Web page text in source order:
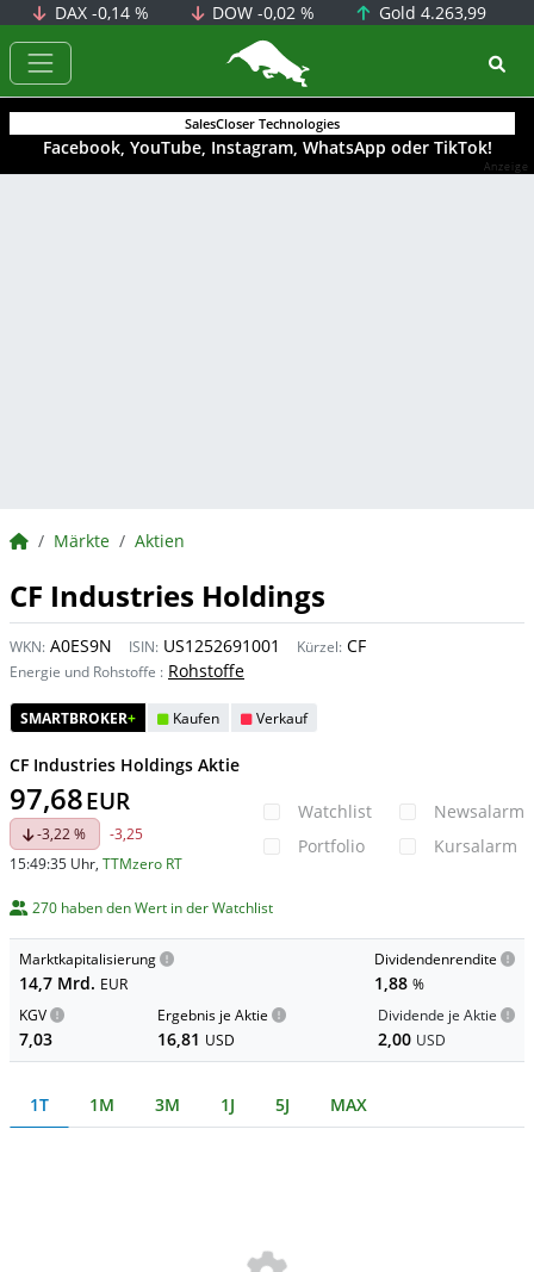
DAX -0,14 % DOW-0,02 % Gold 4.263,99
BörsenNEWS.de
SalesCloser Technologies
Facebook, YouTube, Instagram, WhatsApp oder TikTok!
Anzeige
BörsenNEWS.de
Märkte Aktien
CF Industries Holdings
WKN: A0ES9N ISIN: US1252691001 Kürzel: CF
Energie und Rohstoffe : Rohstoffe
SMARTBROKER+ Kaufen Verkauf
CF Industries Holdings Aktie
97,68EUR
-3,22 %
-3,25
15:49:35 Uhr, TTMzero RT
Watchlist
Portfolio
Newsalarm
Kursalarm
270 haben den Wert in der Watchlist
Marktkapitalisierung
14,7 Mrd. EUR
Dividendenrendite
1,88 %
KGV
7,03
Ergebnis je Aktie
16,81 USD
Dividende je Aktie
2,00 USD
1T 1M 3M 1J 5J MAX